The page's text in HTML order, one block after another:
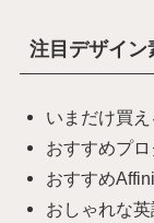
注目デザイン
いまだけ買
おすすめプ
おすすめ
おしゃれな英